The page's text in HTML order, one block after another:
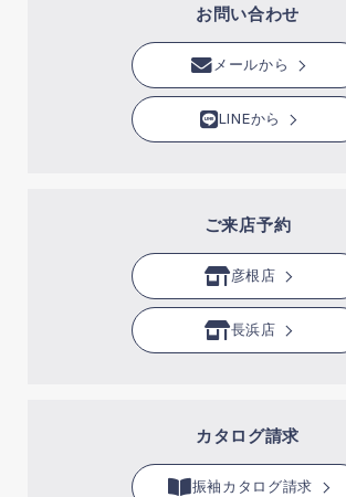
お問い合わせ
メールから
LINEから
ご来店予約
彦根店
長浜店
カタログ請求
振袖カタログ請求